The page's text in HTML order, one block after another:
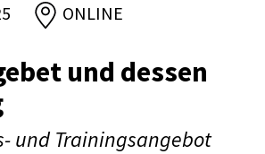
ONLINE
und dessen
und Trainingsangebot